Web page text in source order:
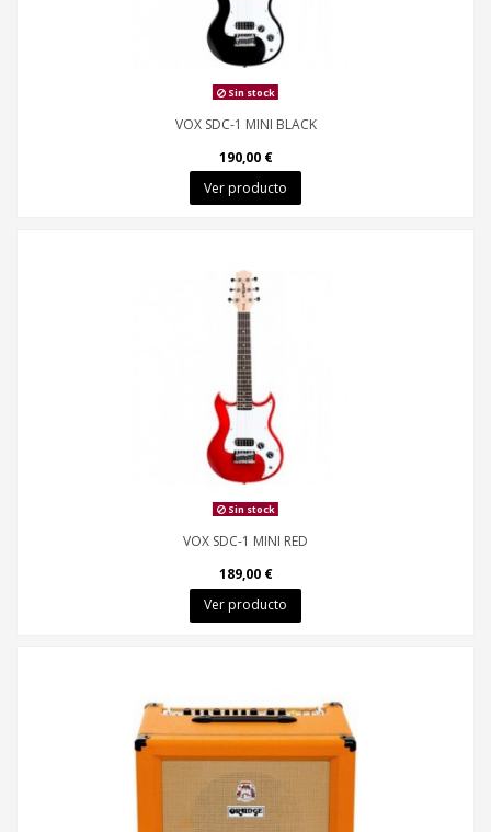
Sin stock
VOX SDC-1 MINI BLACK
190,00 €
Ver producto
Sin stock
VOX SDC-1 MINI RED
189,00 €
Ver producto